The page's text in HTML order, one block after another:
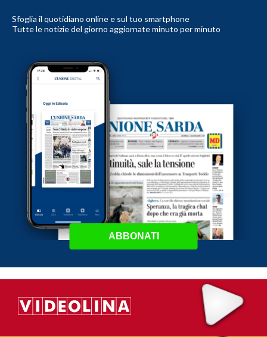
Sfoglia il quotidiano online e sul tuo smartphone
Tutte le notizie del giorno aggiornate minuto per minuto
ABBONATI